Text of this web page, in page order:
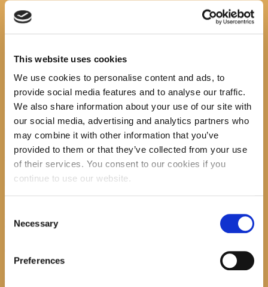
This website uses cookies
We use cookies to personalise content and ads, to
provide social media features and to analyse our traffic.
We also share information about your use of our site with
our social media, advertising and analytics partners who
may combine it with other information that you’ve
provided to them or that they’ve collected from your use
of their services. You consent to our cookies if you
continue to use our website.
Selection
Necessary
Preferences
Početna
Attachment: čestitka
No image description ...
Search
Promocija zbirke pjesama "Iz staračkog domau Makarskoj"-poshumno Tihorad Mijo
Bartulović
Javni natječaj za imenovanje ravnatelja/ravnateljice Općinske knjižnice Hrvatska sloga